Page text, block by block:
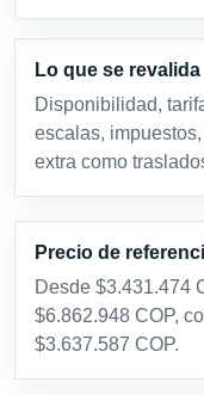
Lo que se revalida
Disponibilidad,
escalas,
extra como
Precio de
Desde $3.431.474
$6.862.948 COP,
$3.637.587 COP.